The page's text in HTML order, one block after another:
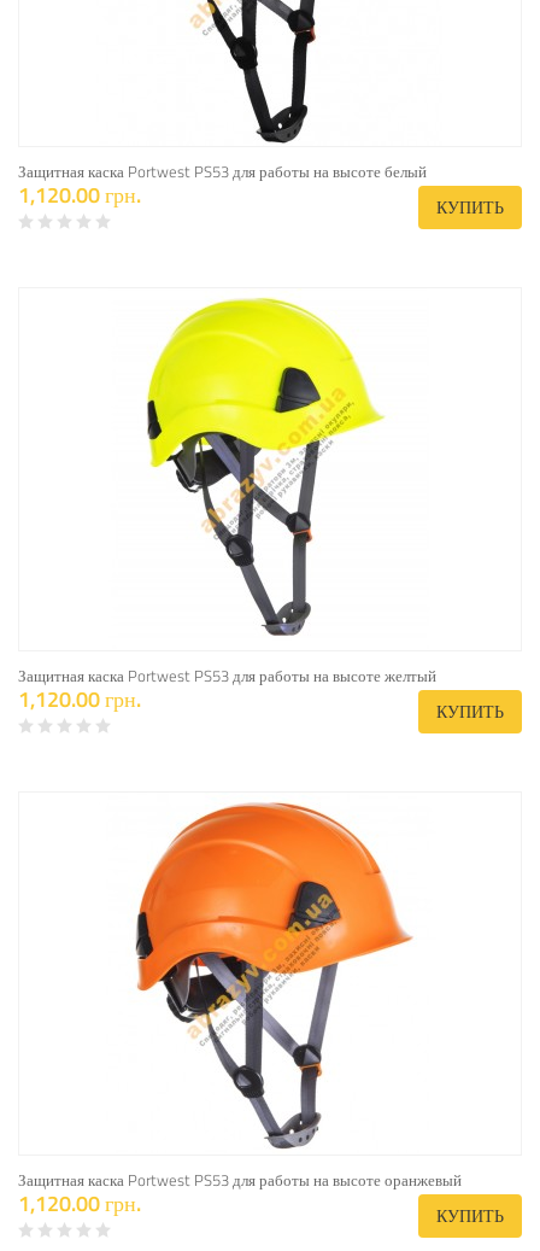
Защитная каска Portwest PS53 для работы на высоте белый
1,120.00 грн. КУПИТЬ
Защитная каска Portwest PS53 для работы на высоте желтый
1,120.00 грн. КУПИТЬ
Защитная каска Portwest PS53 для работы на высоте оранжевый
1,120.00 грн. КУПИТЬ